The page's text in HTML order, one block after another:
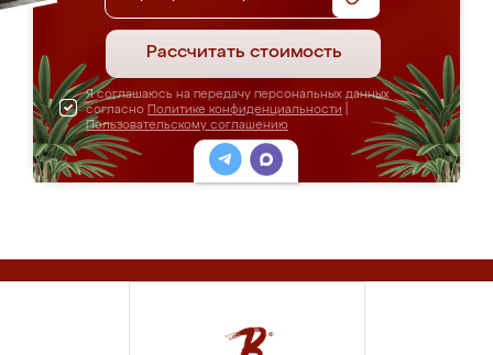
Рассчитать стоимость
Я соглашаюсь на передачу персональных данных
согласно Политике конфиденциальности
Пользовательскому соглашению